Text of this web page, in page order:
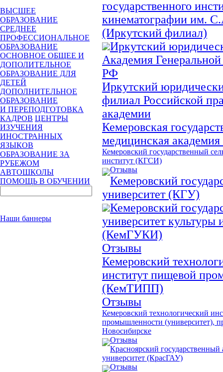
ВЫСШЕЕ
ОБРАЗОВАНИЕ
СРЕДНЕЕ
ПРОФЕССИОНАЛЬНОЕ
ОБРАЗОВАНИЕ
ОСНОВНОЕ ОБЩЕЕ И
ДОПОЛИТЕЛЬНОЕ
ОБРАЗОВАНИЕ ДЛЯ
ДЕТЕЙ
ДОПОЛНИТЕЛЬНОЕ
ОБРАЗОВАНИЕ
И ПЕРЕПОДГОТОВКА
КАДРОВ ЦЕНТРЫ
ИЗУЧЕНИЯ
ИНОСТРАННЫХ
ЯЗЫКОВ
ОБРАЗОВАНИЕ ЗА
РУБЕЖОМ
АВТОШКОЛЫ
ПОМОЩЬ В ОБУЧЕНИИ
Наши баннеры
государственного
кинематографии им.
(Иркутский филиал)
Иркутский
Академия
РФ
Иркутский
филиал Российской
академии
Кемеровская
медицинская
Кемеровский государственный
институт (КГСИ)
Отзывы
Кемеровский
университет (КГУ)
Кемеровский
университет культуры
(КемГУКИ)
Отзывы
Кемеровский
институт пищевой
(КемТИПП)
Отзывы
Кемеровский технологический
промышленности (университет),
Новосибирске
Отзывы
Красноярский государственный
университет (КрасГАУ)
Отзывы